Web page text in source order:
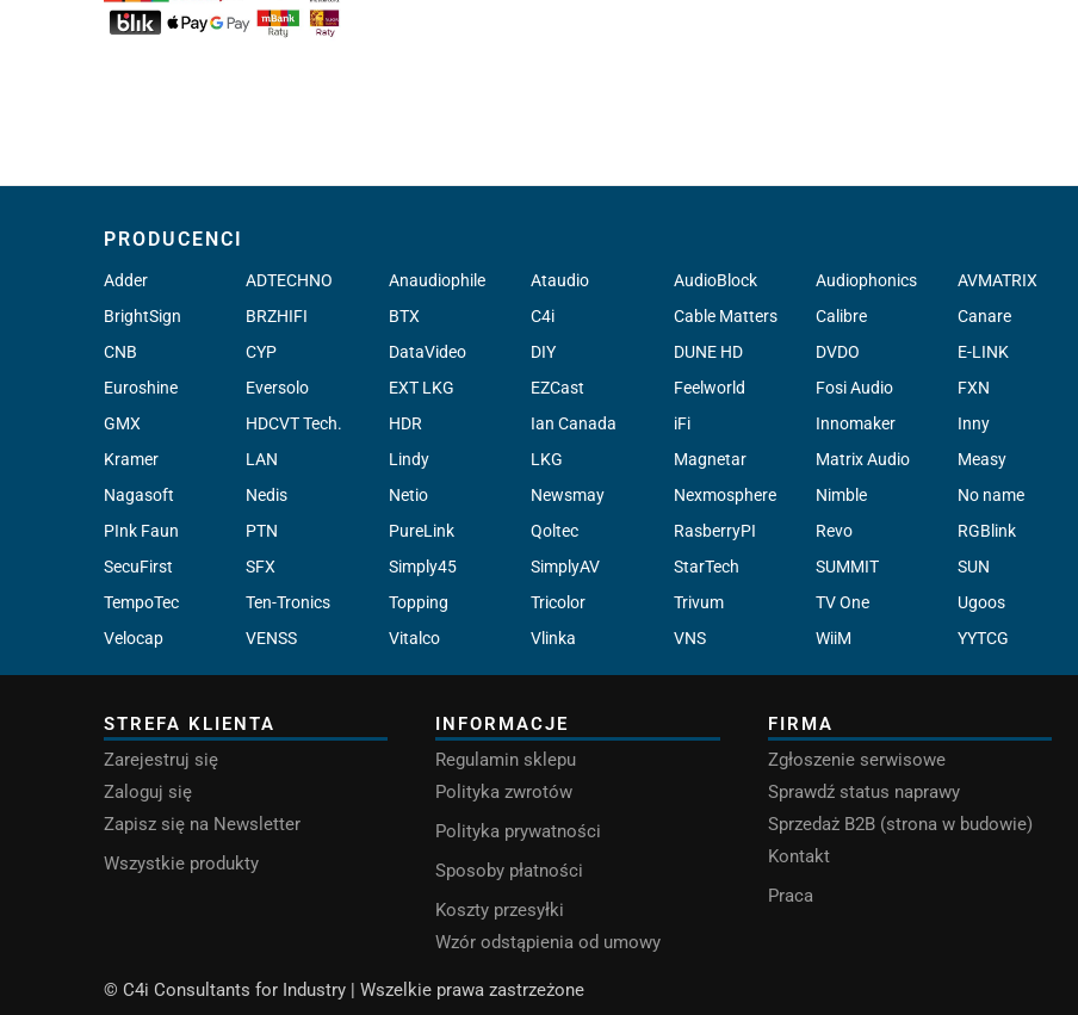
PRODUCENCI
Adder ADTECHNO Anaudiophile Ataudio AudioBlock Audiophonics AVMATRIX
BrightSign
BRZHIFI BTX C4i Cable Matters Calibre Canare
CNB
CYP DataVideo DIY DUNE HD DVDO E-LINK
Euroshine
Eversolo EXT LKG EZCast Feelworld Fosi Audio FXN
GMX
HDCVT Tech. HDR Ian Canada iFi Innomaker Inny
Kramer
LAN Lindy LKG Magnetar Matrix Audio Measy
Nagasoft
Nedis Netio Newsmay Nexmosphere Nimble No name
PInk Faun
PTN PureLink Qoltec RasberryPI Revo RGBlink
SecuFirst
SFX Simply45 SimplyAV StarTech SUMMIT SUN
TempoTec
Ten-Tronics Topping Tricolor Trivum TV One Ugoos
Velocap
VENSS Vitalco Vlinka VNS WiiM YYTCG
STREFA KLIENTA
Zarejestruj się
Zaloguj się
Zapisz się na Newsletter
Wszystkie produkty
INFORMACJE
Regulamin sklepu
Polityka zwrotów
Polityka prywatności
Sposoby płatności
Koszty przesyłki
Wzór odstąpienia od umowy
FIRMA
Zgłoszenie serwisowe
Sprawdź status naprawy
Sprzedaż B2B (strona w budowie)
Kontakt
Praca
© C4i Consultants for Industry | Wszelkie prawa zastrzeżone